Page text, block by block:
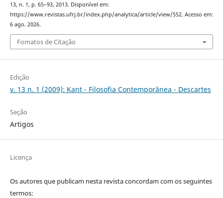
13, n. 1, p. 65–93, 2013. Disponível em:
https://www.revistas.ufrj.br/index.php/analytica/article/view/552. Acesso em:
6 ago. 2026.
Fomatos de Citação
Edição
v. 13 n. 1 (2009): Kant - Filosofia Contemporânea - Descartes
Seção
Artigos
Licença
Os autores que publicam nesta revista concordam com os seguintes
termos: